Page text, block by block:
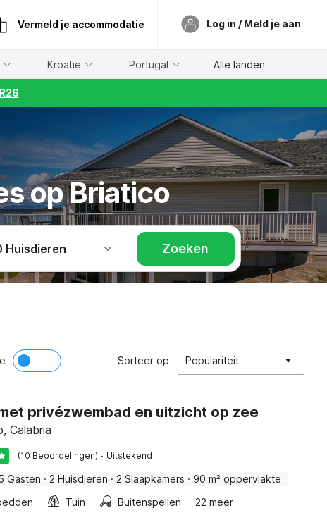
Vermeld je accommodatie Log in / Meld je aan
Kroatië Portugal Alle landen
op Briatico
Huisdieren Zoeken
Sorteer op Populariteit
privézwembad en uitzicht op zee
Calabria
(10 Beoordelingen) · Uitstekend
Gasten · 2 Huisdieren · 2 Slaapkamers · 90 m² oppervlakte
Tuin Buitenspellen 22 meer